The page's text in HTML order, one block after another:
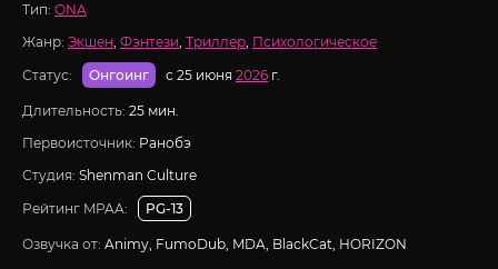
Тип: ONA
Жанр: Экшен, Фэнтези, Триллер, Психологическое
Статус:
Онгоинг с 25 июня 2026 г.
Длительность: 25 мин.
Первоисточник: Ранобэ
Студия: Shenman Culture
Рейтинг MPAA:
PG-13
Озвучка от: Animy, FumoDub, MDA, BlackCat, HORIZON